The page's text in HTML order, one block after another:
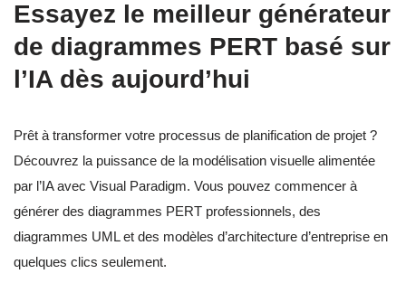
Essayez le meilleur générateur
de diagrammes PERT basé sur
l’IA dès aujourd’hui
Prêt à transformer votre processus de planification de projet ?
Découvrez la puissance de la modélisation visuelle alimentée
par l’IA avec Visual Paradigm. Vous pouvez commencer à
générer des diagrammes PERT professionnels, des
diagrammes UML et des modèles d’architecture d’entreprise en
quelques clics seulement.